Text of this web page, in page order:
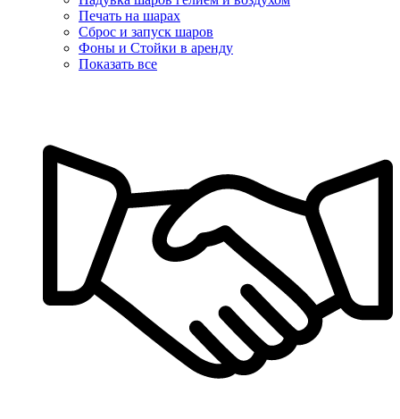
Печать на шарах
Сброс и запуск шаров
Фоны и Стойки в аренду
Показать все